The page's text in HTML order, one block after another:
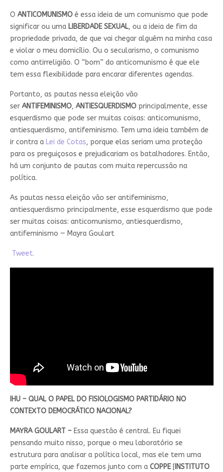
O ANTICOMUNISMOé essa ideia de um comunismo que pode
significar ou uma LIBERDADE SEXUAL, ou a ideia de fim da
propriedade privada, de que vai chegar alguém na minha casa
e violar o meu domicílio. Ou o secularismo, o comunismo
como antirreligião. O “bom” do anticomunismo é que ele
tem essa flexibilidade para encarar diferentes agendas.
Portanto, as pautas nessa eleição vão
ser ANTIFEMINISMO, ANTIESQUERDISMOprincipalmente, esse
esquerdismo que pode ser muitas coisas: anticomunismo,
antiesquerdismo, antifeminismo. Tem uma ideia também de
ir contra a Lei de Cotas, porque elas seriam uma proteção
para os preguiçosos e prejudicariam os batalhadores. Então,
há um conjunto de pautas com muita repercussão na
política.
As pautas nessa eleição vão ser antifeminismo,
antiesquerdismo principalmente, esse esquerdismo que pode
ser muitas coisas: anticomunismo, antiesquerdismo,
antifeminismo — Mayra Goulart
Tweet.
IHU – QUAL O PAPEL DO FISIOLOGISMO PARTIDÁRIO NO
CONTEXTO DEMOCRÁTICO NACIONAL?
MAYRA GOULART –Essa questão é central. Eu fiquei
pensando muito nisso, porque o meu laboratório se
estrutura para analisar a política local, mas ele tem uma
parte empírica, que fazemos junto com a COPPE[INSTITUTO